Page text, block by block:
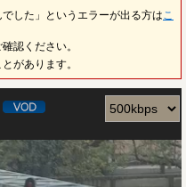
した」というエラーが出る方は こ
認ください。
があります。